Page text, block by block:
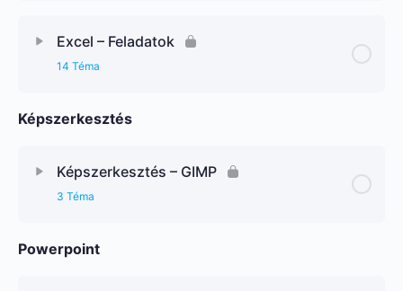
Excel – Feladatok
14 Téma
Képszerkesztés
Képszerkesztés – GIMP
3 Téma
Powerpoint